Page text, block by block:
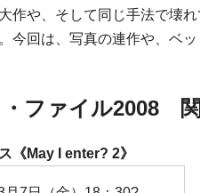
作や、そして同じ手法で壊
今回は、写真の連作や、ベ
ファイル2008
《May I enter? 2》